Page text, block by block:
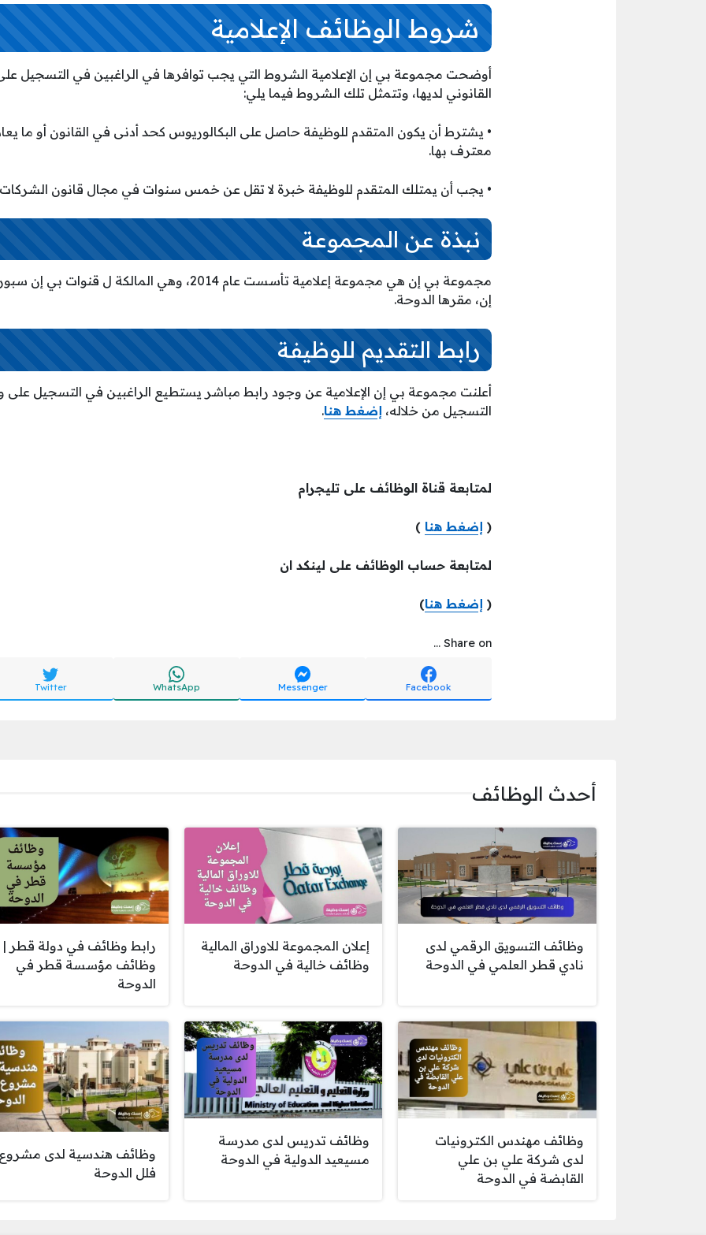
شروط الوظائف الإعلامية
أوضحت مجموعة بي إن الإعلامية الشروط التي يجب توافرها في الراغبين في التسجيل
القانوني لديها، وتتمثل تلك الشروط فيما يلي:
• يشترط أن يكون المتقدم للوظيفة حاصل على البكالوريوس كحد أدنى في القانون أو ما
معترف بها.
• يجب أن يمتلك المتقدم للوظيفة خبرة لا تقل عن خمس سنوات في مجال قانون الشركات
نبذة عن المجموعة
مجموعة بي إن هي مجموعة إعلامية تأسست عام 2014، وهي
إن، مقرها الدوحة.
رابط التقديم للوظيفة
أعلنت مجموعة بي إن الإعلامية عن وجود رابط مباشر يستطيع الراغبين في التسجيل
التسجيل من خلاله، إضغط هنا.
لمتابعة قناة الوظائف على تليجرام
( إضغط هنا )
لمتابعة حساب الوظائف على لينكد ان
( إضغط هنا)
Share on ...
Facebook
Messenger
WhatsApp
Twitter
أحدث الوظائف
وظائف التسويق الرقمي لدى
نادي قطر العلمي في الدوحة
إعلان المجموعة للاوراق المالية
وظائف خالية في الدوحة
رابط وظائف في دولة قطر |
وظائف مؤسسة قطر في
الدوحة
وظائف مهندس الكترونيات
لدى شركة علي بن علي
القابضة في الدوحة
وظائف تدريس لدى مدرسة
مسيعيد الدولية في الدوحة
وظائف هندسية لدى
فلل الدوحة